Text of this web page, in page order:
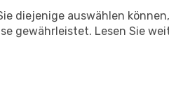
diejenige auswählen
gewährleistet. Lesen Sie